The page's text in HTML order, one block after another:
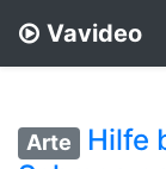
Vavideo
Arte
Hilfe